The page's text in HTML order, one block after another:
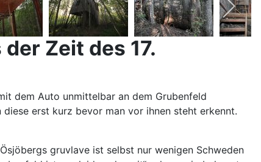
Zeit des 17.
dem Auto unmittelbar an dem Grubenfeld
erst kurz bevor man vor ihnen steht erkennt.
gruvlave ist selbst nur wenigen Schweden